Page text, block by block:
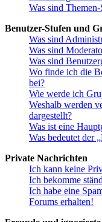
Was sind
Benutzer-Stufen und
Was sind
Was sind
Was sind
Wo finde ich die
bei?
Wie werde ich
Weshalb werden
dargestellt?
Was ist eine
Was bedeutet der
Private Nachrichten
Ich kann keine
Ich bekomme
Ich habe eine
Forums erhalten!